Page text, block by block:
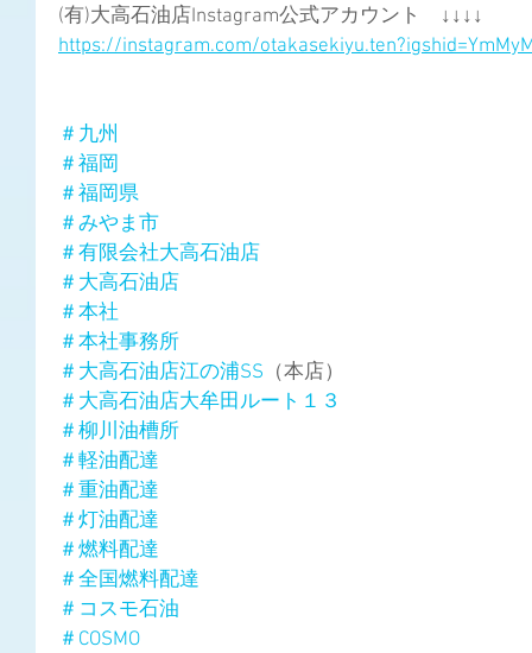
(有)大高石油店Instagram公式アカウント　↓↓↓↓
https://instagram.com/
＃九州
＃福岡
＃福岡県
＃みやま市
＃有限会社大高石油店
＃大高石油店
＃本社
＃本社事務所
＃大高石油店江の浦SS （本店）
＃大高石油店大牟田ルート１３
＃柳川油槽所
＃軽油配達
＃重油配達
＃灯油配達
＃燃料配達
＃全国燃料配達
＃コスモ石油
＃COSMO